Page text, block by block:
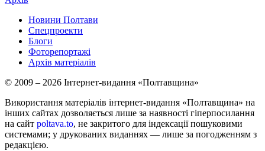
Новини Полтави
Спецпроекти
Блоги
Фоторепортажі
Архів матеріалів
© 2009 – 2026 Інтернет-видання «Полтавщина»
Використання матеріалів інтернет-видання «Полтавщина» на
інших сайтах дозволяється лише за наявності гіперпосилання
на сайт poltava.to, не закритого для індексації пошуковими
системами; у друкованих виданнях — лише за погодженням з
редакцією.